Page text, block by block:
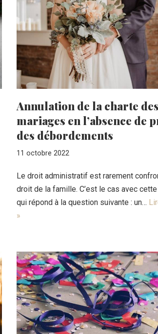
Annulation de la charte des
mariages en l’absence de
des débordements
11 octobre 2022
Le droit administratif est rarement
droit de la famille. C’est le cas avec
qui répond à la question suivante : un…
»